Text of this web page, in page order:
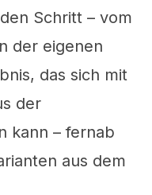
Schritt – vom
der eigenen
das sich mit
der
kann – fernab
aus dem